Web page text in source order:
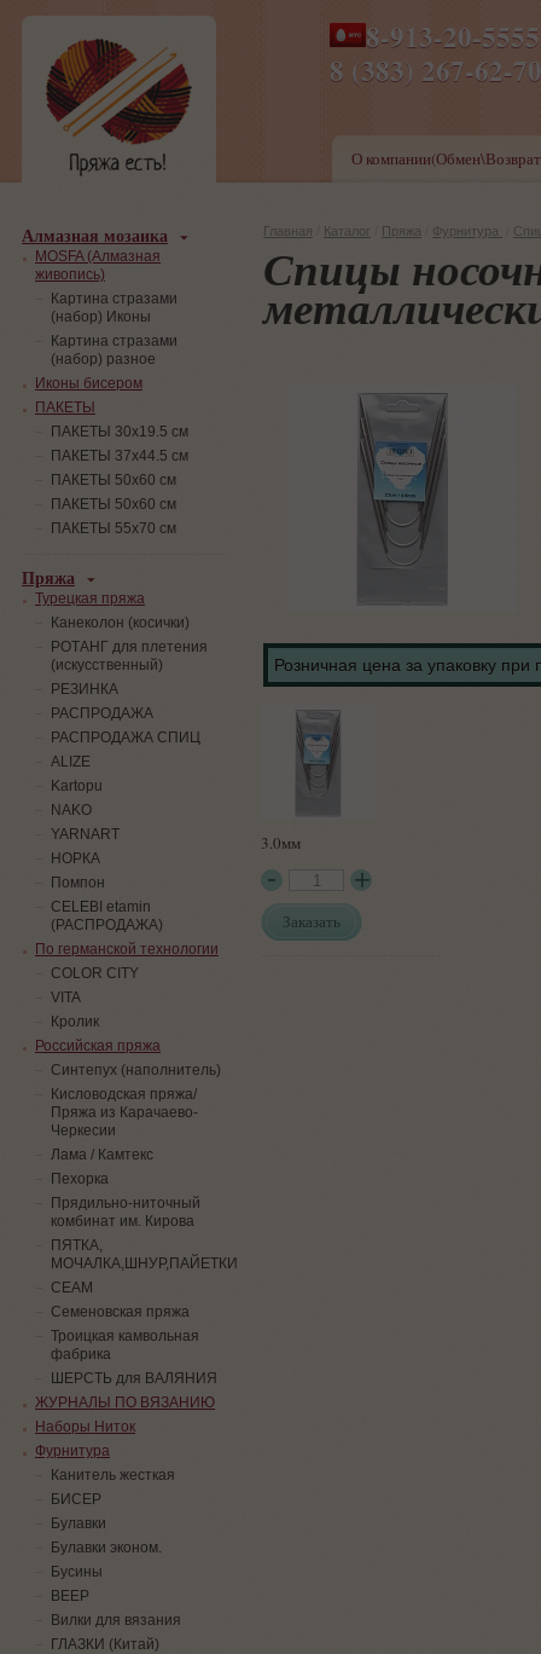
8-913-20-
8 (383) 267-
ПН-ПТ 8-17,СБ-ВС 9-
О
Главная Каталог Пряжа Фурнитура
Спицы
Розничная цена за упаковку при
3.0мм
Заказать
Алмазная мозаика
MOSFA (Алмазная
живопись)
Картина стразами
(набор) Иконы
Картина стразами
(набор) разное
Иконы бисером
ПАКЕТЫ
ПАКЕТЫ 30х19.5 см
ПАКЕТЫ 37х44.5 см
ПАКЕТЫ 50х60 см
ПАКЕТЫ 50х60 см
ПАКЕТЫ 55х70 см
Пряжа
Турецкая пряжа
Канеколон (косички)
РОТАНГ для плетения
(искусственный)
PЕЗИНКА
РАСПРОДАЖА
РАСПРОДАЖА СПИЦ
ALIZE
Kartopu
NAKO
YARNART
НОРКА
Помпон
СELEBI etamin
(РАСПРОДАЖА)
По германской технологии
COLOR CITY
VITA
Кролик
Российская пряжа
Синтепух (наполнитель)
Кисловодская пряжа/
Пряжа из Карачаево-
Черкесии
Лама / Камтекс
Пехорка
Прядильно-ниточный
комбинат им. Кирова
ПЯТКА,
МОЧАЛКА,ШНУР,ПАЙЕТКИ
СЕАМ
Семеновская пряжа
Троицкая камвольная
фабрика
ШЕРСТЬ для ВАЛЯНИЯ
ЖУРНАЛЫ ПО ВЯЗАНИЮ
Наборы Ниток
Фурнитура
Канитель жесткая
БИСЕР
Булавки
Булавки эконом.
Бусины
ВЕЕР
Вилки для вязания
ГЛАЗКИ (Китай)